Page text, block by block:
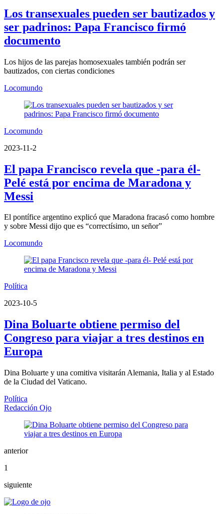
Los transexuales pueden ser bautizados y
ser padrinos: Papa Francisco firmó
documento
Los hijos de las parejas homosexuales también podrán ser
bautizados, con ciertas condiciones
Locomundo
Locomundo
2023-11-2
El papa Francisco revela que -para él-
Pelé está por encima de Maradona y
Messi
El pontífice argentino explicó que Maradona fracasó como hombre
y sobre Messi dijo que es “correctísimo, un señor”
Locomundo
Política
2023-10-5
Dina Boluarte obtiene permiso del
Congreso para viajar a tres destinos en
Europa
Dina Boluarte y una comitiva visitarán Alemania, Italia y al Estado
de la Ciudad del Vaticano.
Política
Redacción Ojo
anterior
1
siguiente